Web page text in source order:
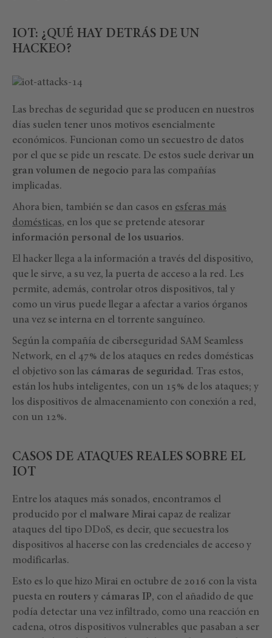
IOT: ¿QUÉ HAY DETRÁS DE UN
HACKEO?
Las brechas de seguridad que se producen en nuestros
días suelen tener unos motivos esencialmente
económicos. Funcionan como un secuestro de datos
por el que se pide un rescate. De estos suele derivar un
gran volumen de negocio para las compañías
implicadas.
Ahora bien, también se dan casos en esferas más
domésticas, en los que se pretende atesorar
información personal de los usuarios.
El hacker llega a la información a través del dispositivo,
que le sirve, a su vez, la puerta de acceso a la red. Les
permite, además, controlar otros dispositivos, tal y
como un virus puede llegar a afectar a varios órganos
una vez se interna en el torrente sanguíneo.
Según la compañía de ciberseguridad SAM Seamless
Network, en el 47% de los ataques en redes domésticas
el objetivo son las cámaras de seguridad. Tras estos,
están los hubs inteligentes, con un 15% de los ataques; y
los dispositivos de almacenamiento con conexión a red,
con un 12%.
CASOS DE ATAQUES REALES SOBRE EL
IOT
Entre los ataques más sonados, encontramos el
producido por el malware Mirai capaz de realizar
ataques del tipo DDoS, es decir, que secuestra los
dispositivos al hacerse con las credenciales de acceso y
modificarlas.
Esto es lo que hizo Mirai en octubre de 2016 con la vista
puesta en routers y cámaras IP, con el añadido de que
podía detectar una vez infiltrado, como una reacción en
cadena, otros dispositivos vulnerables que pasaban a ser